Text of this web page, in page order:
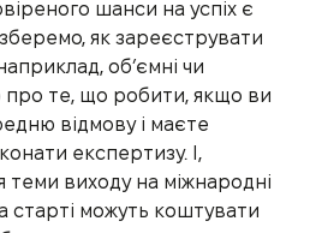
шанси на успіх є
як зареєструвати
об’ємні чи
про те, що робити, якщо ви
відмову і маєте
експертизу. І,
теми виходу на міжнародні
старті можуть коштувати